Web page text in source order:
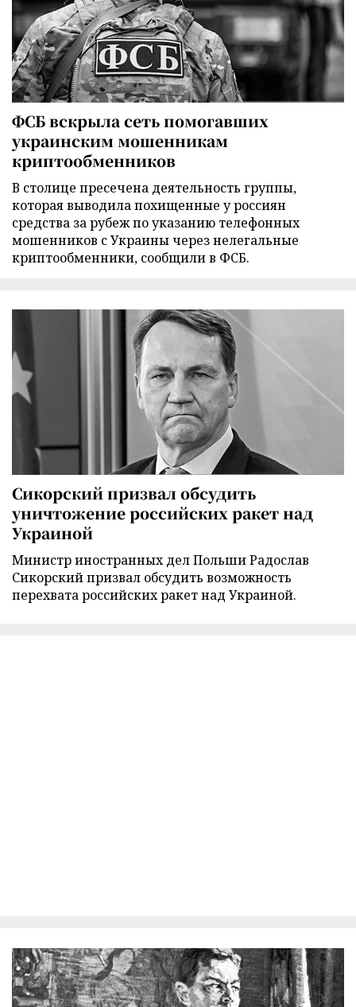
ФСБ вскрыла сеть помогавших
украинским мошенникам
криптообменников
В столице пресечена деятельность группы,
которая выводила похищенные у россиян
средства за рубеж по указанию телефонных
мошенников с Украины через нелегальные
криптообменники, сообщили в ФСБ.
Сикорский призвал обсудить
уничтожение российских ракет над
Украиной
Министр иностранных дел Польши Радослав
Сикорский призвал обсудить возможность
перехвата российских ракет над Украиной.